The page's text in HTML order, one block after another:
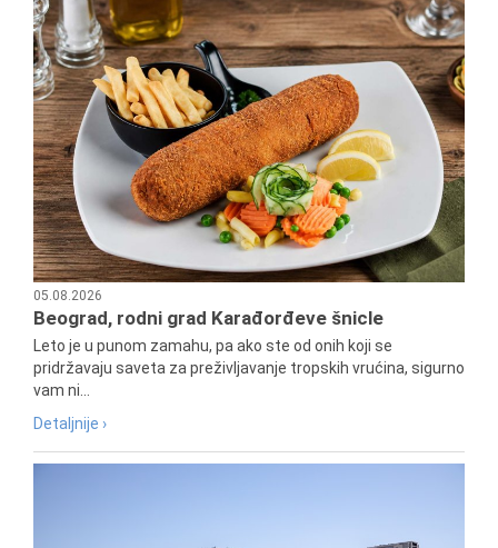
05.08.2026
Beograd, rodni grad Karađorđeve šnicle
Leto je u punom zamahu, pa ako ste od onih koji se
pridržavaju saveta za preživljavanje tropskih vrućina, sigurno
vam ni...
Detaljnije ›